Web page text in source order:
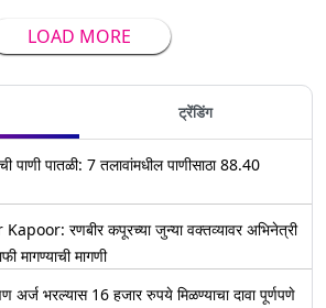
LOAD MORE
ट्रेंडिंग
पाणी पातळी: 7 तलावांमधील पाणीसाठा 88.40
रणबीर कपूरच्या जुन्या वक्तव्यावर अभिनेत्री
मागण्याची मागणी
अर्ज भरल्यास 16 हजार रुपये मिळण्याचा दावा पूर्णपणे